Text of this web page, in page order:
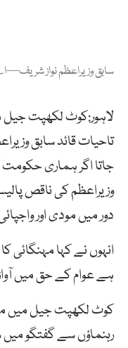
سابق وزیراعظم نواز
لاہور:کوٹ لکھپت
تاحیات قائد سابق
جاتا اگر ہماری حکومت
وزیراعظم کی ناقص
دور میں مودی اور
انہوں نے کہا مہنگائی
ہے عوام کے حق میں
کوٹ لکھپت جیل میں
رہنماؤں سے گفتگو